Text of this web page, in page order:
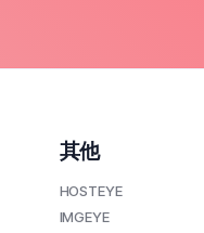
其他
HOSTEYE
IMGEYE